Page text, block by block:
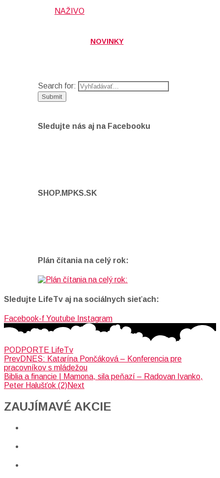
NAŽIVO
NOVINKY
Search for:
Sledujte nás aj na Facebooku
SHOP.MPKS.SK
Plán čítania na celý rok:
Sledujte LifeTv aj na sociálnych sieťach:
Facebook-f Youtube Instagram
PODPORTE LifeTv
PrevDNES: Katarína Pončáková – Konferencia pre
pracovníkov s mládežou
Biblia a financie | Mamona, sila peňazí – Radovan Ivanko,
Peter Halušťok (2)Next
ZAUJÍMAVÉ AKCIE​